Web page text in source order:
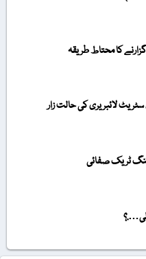
کا محتاط طریقہ
لائبریری کی حالت زار
ٹریک صفائی